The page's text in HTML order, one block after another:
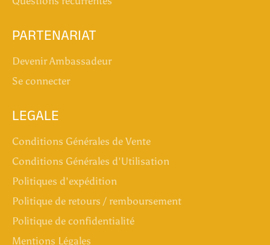
PARTENARIAT
Devenir Ambassadeur
Se connecter
LEGALE
Conditions Générales de Vente
Conditions Générales d'Utilisation
Politiques d'expédition
Politique de retours / remboursement
Politique de confidentialité
Mentions Légales